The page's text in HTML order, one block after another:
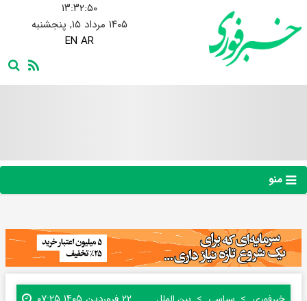
۱۳:۳۲:۵۱
۱۴۰۵ مرداد ۱۵, پنجشنبه
EN AR
منو